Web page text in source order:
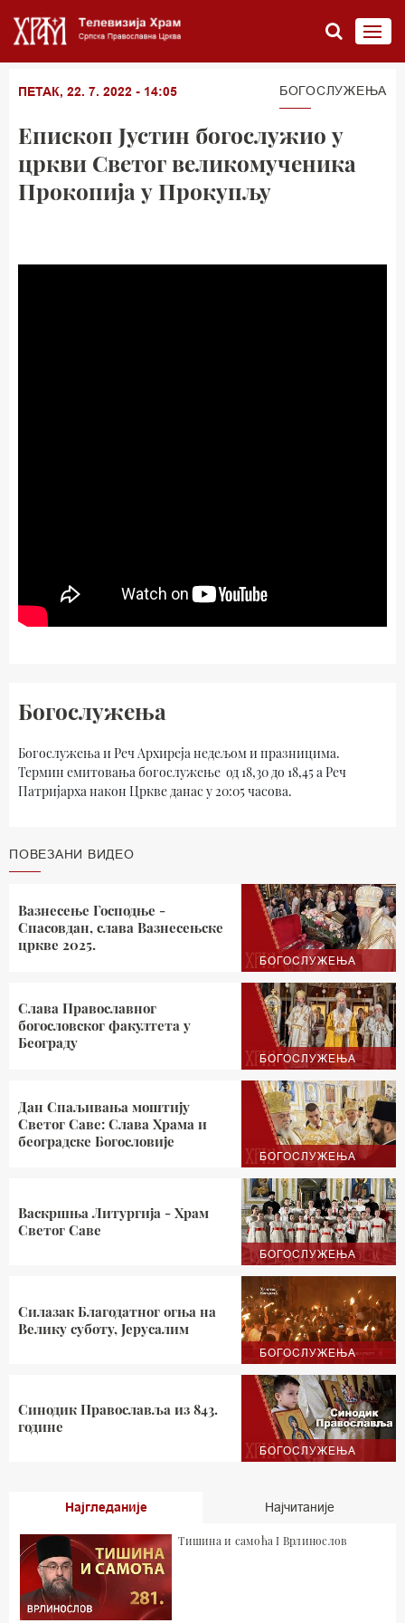
ПЕТАК, 22. 7. 2022 - 14:05 БОГОСЛУЖЕЊА
Епископ Јустин богослужио у
цркви Светог великомученика
Прокопија у Прокупљу
Богослужења
Богослужења и Реч Архиреја недељом и празницима.
Термин емитовања богослужење од 18,30 до 18,45 а Реч
Патријарха након Цркве данас у 20:05 часова.
ПОВЕЗАНИ ВИДЕО
БОГОСЛУЖЕЊА
Вазнесење Господње -
Спасовдан, слава Вазнесењске
цркве 2025.
БОГОСЛУЖЕЊА
Слава Православног
богословског факултета у
Београду
БОГОСЛУЖЕЊА
Дан Спаљивања моштију
Светог Саве: Слава Храма и
београдске Богословије
БОГОСЛУЖЕЊА
Васкршња Литургија - Храм
Светог Саве
БОГОСЛУЖЕЊА
Силазак Благодатног огња на
Велику суботу, Јерусалим
БОГОСЛУЖЕЊА
Синодик Православља из 843.
године
Најгледаније Најчитаније
Тишина и самоћа I Врлинослов